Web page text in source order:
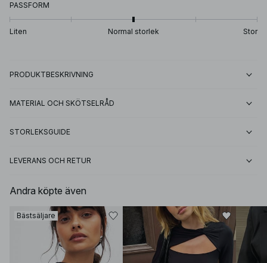
PASSFORM
Liten Normal storlek Stor
PRODUKTBESKRIVNING
MATERIAL OCH SKÖTSELRÅD
STORLEKSGUIDE
LEVERANS OCH RETUR
Andra köpte även
Bästsäljare